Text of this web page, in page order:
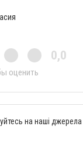
0,0
оценить
на наші джерела